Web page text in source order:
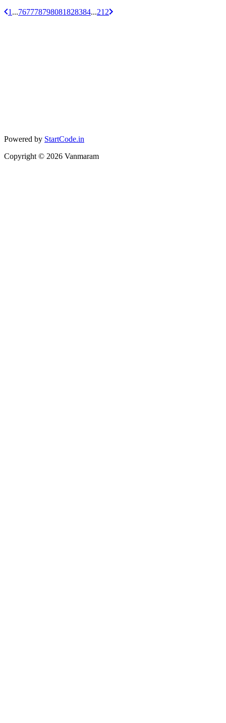
1 ...767778798081828384...212
Powered by StartCode.in
Copyright © 2026 Vanmaram